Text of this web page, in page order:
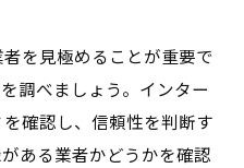
を見極めることが重要で
調べましょう。インター
確認し、信頼性を判断す
ある業者かどうかを確認